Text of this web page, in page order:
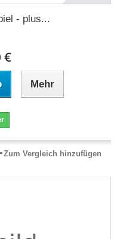
- plus...
€
Mehr
Zum Vergleich hinzufügen